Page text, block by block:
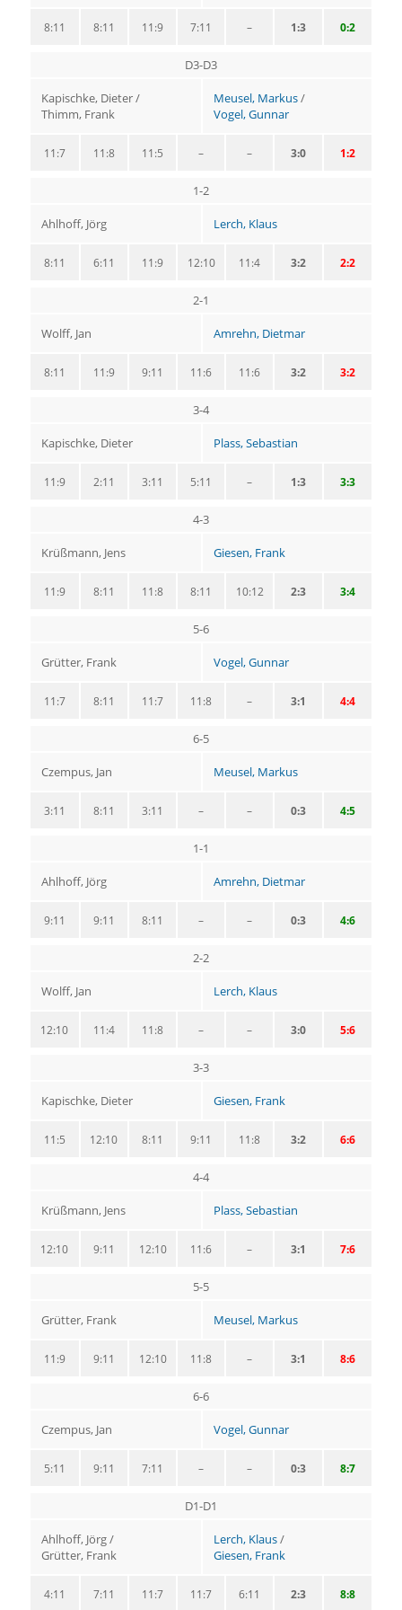
0:2
1:3
–
7:11
11:9
8:11
8:11
D3-D3
Kapischke, Dieter /
Thimm, Frank
Meusel, Markus/
Vogel, Gunnar
1:2
3:0
–
–
11:5
11:8
11:7
1-2
Ahlhoff, Jörg Lerch, Klaus
2:2
3:2
11:4
12:10
11:9
6:11
8:11
2-1
Wolff, Jan Amrehn, Dietmar
3:2
3:2
11:6
11:6
9:11
11:9
8:11
3-4
Kapischke, Dieter Plass, Sebastian
3:3
1:3
–
5:11
3:11
2:11
11:9
4-3
Krüßmann, Jens Giesen, Frank
3:4
2:3
10:12
8:11
11:8
8:11
11:9
5-6
Grütter, Frank Vogel, Gunnar
4:4
3:1
–
11:8
11:7
8:11
11:7
6-5
Czempus, Jan Meusel, Markus
4:5
0:3
–
–
3:11
8:11
3:11
1-1
Ahlhoff, Jörg Amrehn, Dietmar
4:6
0:3
–
–
8:11
9:11
9:11
2-2
Wolff, Jan Lerch, Klaus
5:6
3:0
–
–
11:8
11:4
12:10
3-3
Kapischke, Dieter Giesen, Frank
6:6
3:2
11:8
9:11
8:11
12:10
11:5
4-4
Krüßmann, Jens Plass, Sebastian
7:6
3:1
–
11:6
12:10
9:11
12:10
5-5
Grütter, Frank Meusel, Markus
8:6
3:1
–
11:8
12:10
9:11
11:9
6-6
Czempus, Jan Vogel, Gunnar
8:7
0:3
–
–
7:11
9:11
5:11
D1-D1
Ahlhoff, Jörg /
Grütter, Frank
Lerch, Klaus/
Giesen, Frank
8:8
2:3
6:11
11:7
11:7
7:11
4:11